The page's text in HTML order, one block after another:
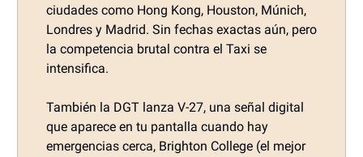
ciudades como Hong Kong, Houston, Múnich,
Londres y Madrid. Sin fechas exactas aún, pero
la competencia brutal contra el Taxi se
intensifica.
También la DGT lanza V-27, una señal digital
que aparece en tu pantalla cuando hay
emergencias cerca, Brighton College (el mejor